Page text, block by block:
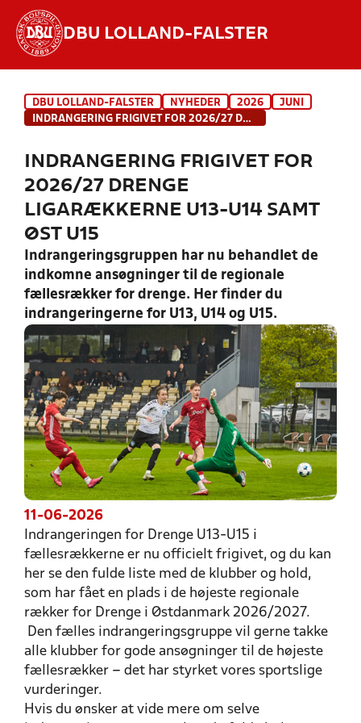
DBU LOLLAND-FALSTER
INDHOLD OG NYHEDER
HOLD
DBU LOLLAND-FALSTER NYHEDER 2026
JUNI
INDRANGERING FRIGIVET FOR 2026/27 DRENGE LIGARÆKKERNE U13-U14 SAMT ØST U15
INDRANGERING FRIGIVET FOR
2026/27 DRENGE
LIGARÆKKERNE U13-U14 SAMT
ØST U15
Indrangeringsgruppen har nu behandlet de
indkomne ansøgninger til de regionale
fællesrækker for drenge. Her finder du
indrangeringerne for U13, U14 og U15.
11-06-2026
Indrangeringen for Drenge U13-U15 i
fællesrækkerne er nu officielt frigivet, og du kan
her se den fulde liste med de klubber og hold,
som har fået en plads i de højeste regionale
rækker for Drenge i Østdanmark 2026/2027.
Den fælles indrangeringsgruppe vil gerne takke
alle klubber for gode ansøgninger til de højeste
fællesrækker – det har styrket vores sportslige
vurderinger.
Hvis du ønsker at vide mere om selve